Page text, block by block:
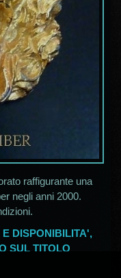
raffigurante una
negli anni 2000.
DISPONIBILITA',
SUL TITOLO